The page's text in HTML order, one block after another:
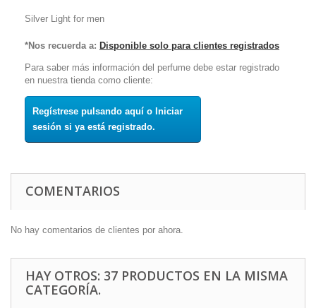
Silver Light for men
*Nos recuerda a: Disponible solo para clientes registrados
Para saber más información del perfume debe estar registrado
en nuestra tienda como cliente:
Regístrese pulsando aquí o Iniciar
sesión si ya está registrado.
COMENTARIOS
No hay comentarios de clientes por ahora.
HAY OTROS: 37 PRODUCTOS EN LA MISMA
CATEGORÍA.